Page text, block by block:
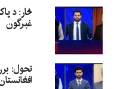
څار: د
غبرگون
تحول: